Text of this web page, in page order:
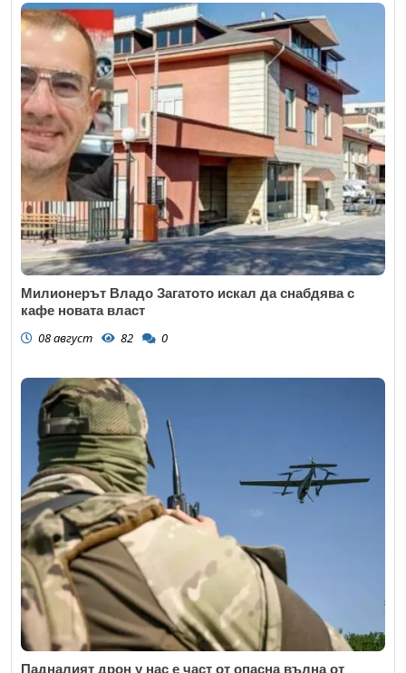
Милионерът Владо Загатото искал да снабдява с
кафе новата власт
08 август 82 0
Падналият дрон у нас е част от опасна вълна от